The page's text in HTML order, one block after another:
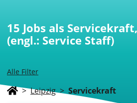
Alle Filter
15 Jobs als
(engl.: Service Staff)
> Leipzig > Servicekraft